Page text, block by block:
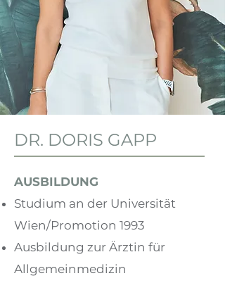
DR. DORIS GAPP
AUSBILDUNG
Studium an der Universität
Wien/Promotion 1993
Ausbildung zur Ärztin für
Allgemeinmedizin